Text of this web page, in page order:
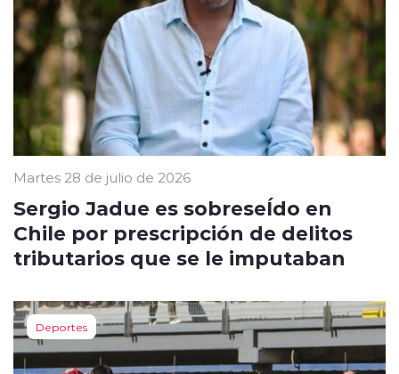
Martes 28 de julio de 2026
Sergio Jadue es sobreseÍdo en
Chile por prescripción de delitos
tributarios que se le imputaban
Deportes